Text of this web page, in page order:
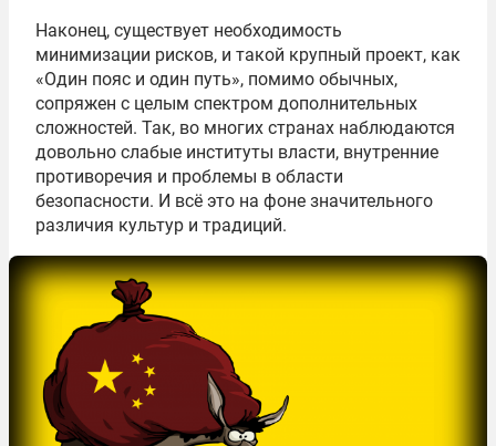
Наконец, существует необходимость
минимизации рисков, и такой крупный проект, как
«Один пояс и один путь», помимо обычных,
сопряжен с целым спектром дополнительных
сложностей. Так, во многих странах наблюдаются
довольно слабые институты власти, внутренние
противоречия и проблемы в области
безопасности. И всё это на фоне значительного
различия культур и традиций.